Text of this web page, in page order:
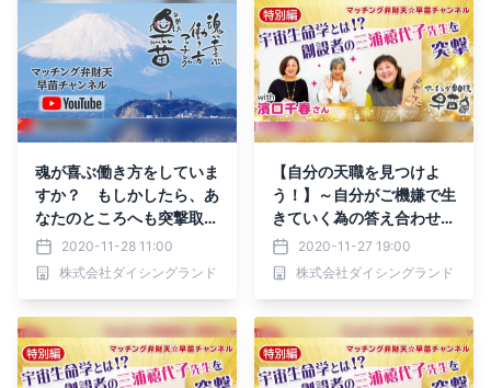
魂が喜ぶ働き方をしていま
すか？ もしかしたら、あ
なたのところへも突撃取材
へ行くかもしれません～天
職についての対談動画 ～
マッチング弁財天☆早苗
2020-11-28 11:00
株式会社ダイシングランド
【自分の天職を見つけよ
う！】～自分がご機嫌で生
きていく為の答え合わせツ
ール～「宇宙生命学」for
YouTube
2020-11-27 19:00
株式会社ダイシングランド